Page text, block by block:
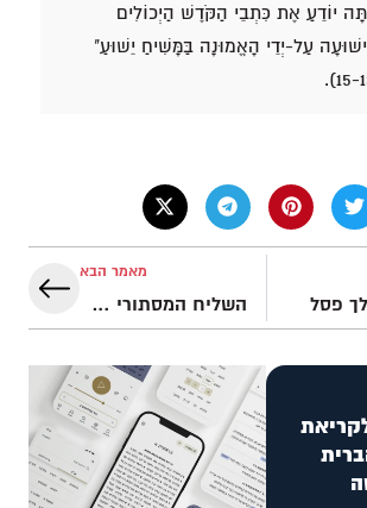
יוֹדֵעַ אֶת כִּתְבֵי הַקֹּדֶשׁ הַיְכוֹלִים
עַל-יְדֵי הָאֱמוּנָה בַּמָּשִׁיחַ יֵשׁוּעַ"
פסל
מאמר הבא
השליח המסתורי שפגש את משה